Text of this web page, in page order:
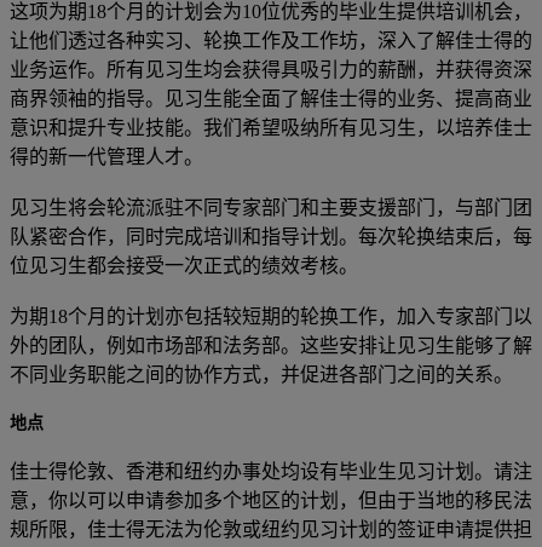
这项为期18个月的计划会为10位优秀的毕业生提供培训机会，
让他们透过各种实习、轮换工作及工作坊，深入了解佳士得的
业务运作。所有见习生均会获得具吸引力的薪酬，并获得资深
商界领袖的指导。见习生能全面了解佳士得的业务、提高商业
意识和提升专业技能。我们希望吸纳所有见习生，以培养佳士
得的新一代管理人才。
见习生将会轮流派驻不同专家部门和主要支援部门，与部门团
队紧密合作，同时完成培训和指导计划。每次轮换结束后，每
位见习生都会接受一次正式的绩效考核。
为期18个月的计划亦包括较短期的轮换工作，加入专家部门以
外的团队，例如市场部和法务部。这些安排让见习生能够了解
不同业务职能之间的协作方式，并促进各部门之间的关系。
地点
佳士得伦敦、香港和纽约办事处均设有毕业生见习计划。请注
意，你以可以申请参加多个地区的计划，但由于当地的移民法
规所限，佳士得无法为伦敦或纽约见习计划的签证申请提供担